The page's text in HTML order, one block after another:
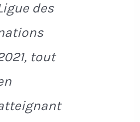
des
tout